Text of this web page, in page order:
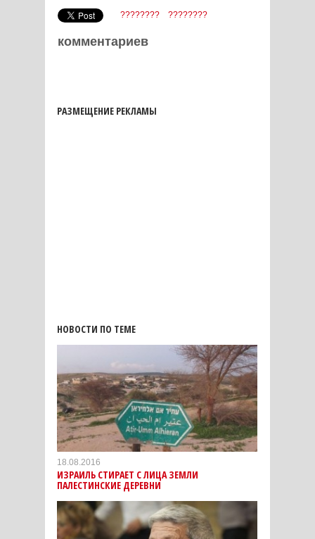
???????? ????????
комментариев
РАЗМЕЩЕНИЕ РЕКЛАМЫ
НОВОСТИ ПО ТЕМЕ
18.08.2016
ИЗРАИЛЬ СТИРАЕТ С ЛИЦА ЗЕМЛИ
ПАЛЕСТИНСКИЕ ДЕРЕВНИ